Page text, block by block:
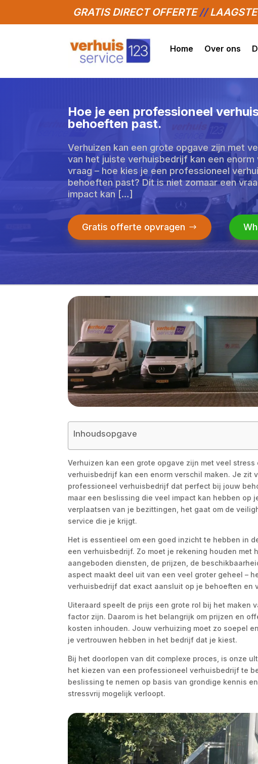
GRATIS DIRECT OFFERTE//
Home Over ons
Hoe je een professioneel
behoeften past.
Verhuizen kan een grote opgave zijn met
van het juiste verhuisbedrijf kan een
vraag – hoe kies je een professioneel
behoeften past? Dit is niet zomaar een
impact kan […]
Gratis offerte opvragen
Inhoudsopgave
Verhuizen kan een grote opgave zijn met veel
verhuisbedrijf kan een enorm verschil maken. Je zit
professioneel verhuisbedrijf dat perfect bij jouw
maar een beslissing die veel impact kan hebben op
verplaatsen van je bezittingen, het gaat om de
service die je krijgt.
Het is essentieel om een goed inzicht te hebben in
een verhuisbedrijf. Zo moet je rekening houden met
aangeboden diensten, de prijzen, de
aspect maakt deel uit van een veel groter geheel –
verhuisbedrijf dat exact aansluit op je behoeften en
Uiteraard speelt de prijs een grote rol bij het maken
factor zijn. Daarom is het belangrijk om prijzen en
kosten inhouden. Jouw verhuizing moet zo soepel
je vertrouwen hebben in het bedrijf dat je kiest.
Bij het doorlopen van dit complexe proces, is onze
het kiezen van een professioneel verhuisbedrijf te
beslissing te nemen op basis van grondige kennis
stressvrij mogelijk verloopt.